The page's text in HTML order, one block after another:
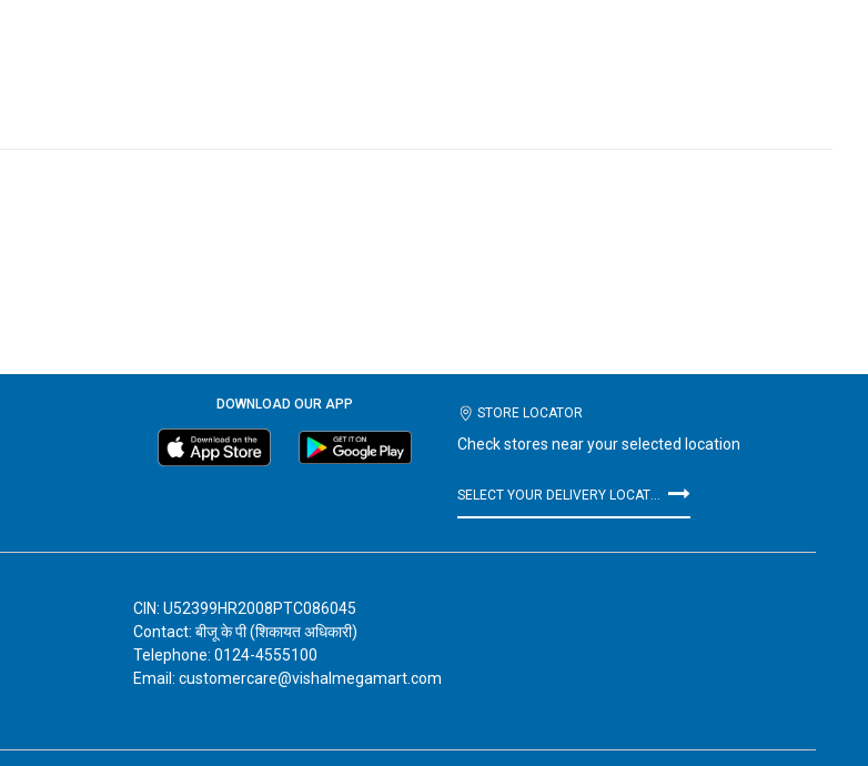
DOWNLOAD OUR APP
STORE LOCATOR
Check stores near your selected location
SELECT YOUR DELIVERY LOCATION
CIN: U52399HR2008PTC086045
Contact: बीजू के पी (शिकायत अधिकारी)
Telephone: 0124-4555100
Email: customercare@vishalmegamart.com